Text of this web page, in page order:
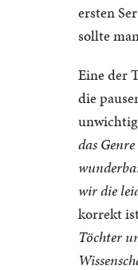
ersten
sollte
Eine der
die
das
wir die
korrekt
Töchter